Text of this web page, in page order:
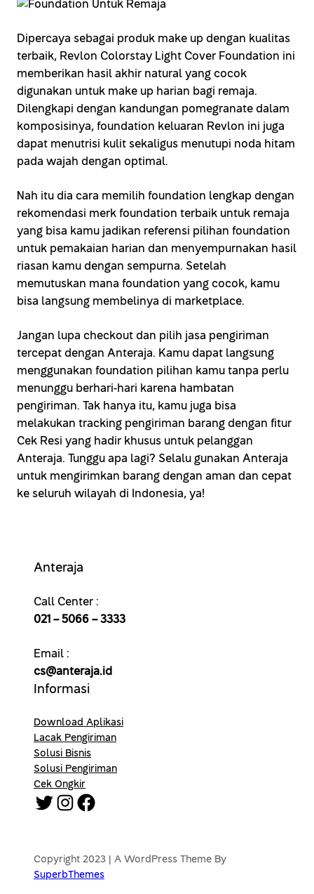
Dipercaya sebagai produk make up dengan kualitas
terbaik, Revlon Colorstay Light Cover Foundation ini
memberikan hasil akhir natural yang cocok
digunakan untuk make up harian bagi remaja.
Dilengkapi dengan kandungan pomegranate dalam
komposisinya, foundation keluaran Revlon ini juga
dapat menutrisi kulit sekaligus menutupi noda hitam
pada wajah dengan optimal.
Nah itu dia cara memilih foundation lengkap dengan
rekomendasi merk foundation terbaik untuk remaja
yang bisa kamu jadikan referensi pilihan foundation
untuk pemakaian harian dan menyempurnakan hasil
riasan kamu dengan sempurna. Setelah
memutuskan mana foundation yang cocok, kamu
bisa langsung membelinya di marketplace.
Jangan lupa checkout dan pilih jasa pengiriman
tercepat dengan Anteraja. Kamu dapat langsung
menggunakan foundation pilihan kamu tanpa perlu
menunggu berhari-hari karena hambatan
pengiriman. Tak hanya itu, kamu juga bisa
melakukan tracking pengiriman barang dengan fitur
Cek Resi yang hadir khusus untuk pelanggan
Anteraja. Tunggu apa lagi? Selalu gunakan Anteraja
untuk mengirimkan barang dengan aman dan cepat
ke seluruh wilayah di Indonesia, ya!
Anteraja
Call Center :
021 – 5066 – 3333
Email :
cs@anteraja.id
Informasi
Download Aplikasi
Lacak Pengiriman
Solusi Bisnis
Solusi Pengiriman
Cek Ongkir
Twitter Instagram Facebook
Copyright 2023 | A WordPress Theme By
SuperbThemes